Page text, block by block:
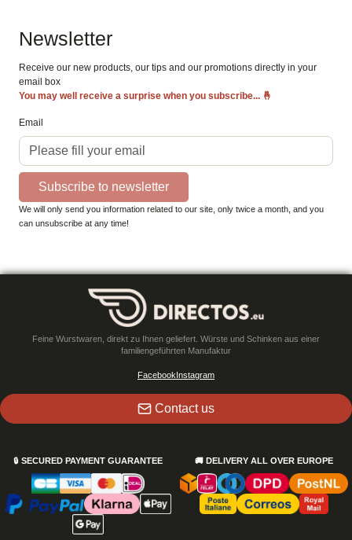
Newsletter
Receive our new products, our tips and our promotions directly in your
email box
You may well receive a surprise when you subscribe... 🤞
Email
Subscribe to newsletter
We will only send you information related to our site, only twice a month, and you
can unsubscribe at any time!
Feine Wurstwaren, direkt zu Ihnen geliefert. Würste und Schinken aus einer
familiengeführten Manufaktur
FacebookInstagram
Contact us
🔒 SECURED PAYMENT GUARANTEE 🚚 DELIVERY ALL OVER EUROPE